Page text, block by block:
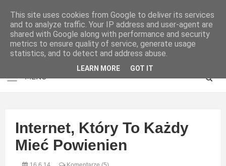
Internet, Który To Każdy
Mieć Powienien
This site uses cookies from Google to deliver its services
and to analyze traffic. Your IP address and user-agent are
shared with Google along with performance and security
metrics to ensure quality of service, generate usage
statistics, and to detect and address abuse.
LEARN MORE GOT IT